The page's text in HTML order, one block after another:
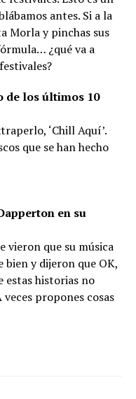
antes. Si a la
Morla y pinchas sus
¿qué va a
de los últimos 10
‘Chill Aquí’.
que se han hecho
en su
vieron que su música
bien y dijeron que OK,
estas historias no
propones cosas